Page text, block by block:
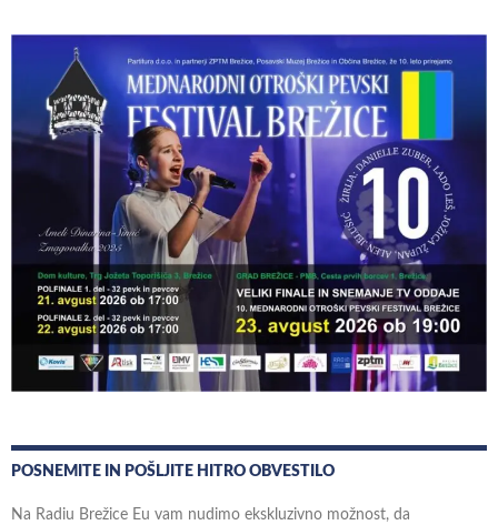
POSNEMITE IN POŠLJITE HITRO OBVESTILO
Na Radiu Brežice Eu vam nudimo ekskluzivno možnost, da